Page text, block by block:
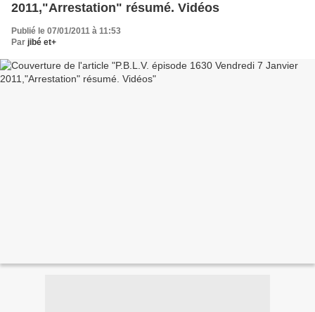
2011,"Arrestation" résumé. Vidéos
Publié le 07/01/2011 à 11:53
Par jibé et+